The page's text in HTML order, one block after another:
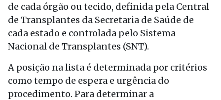
de cada órgão ou tecido, definida pela Central
de Transplantes da Secretaria de Saúde de
cada estado e controlada pelo Sistema
Nacional de Transplantes (SNT).
A posição na lista é determinada por critérios
como tempo de espera e urgência do
procedimento. Para determinar a